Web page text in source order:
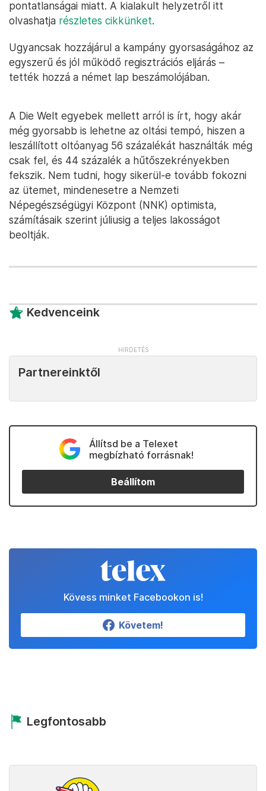
pontatlanságai miatt. A kialakult helyzetről itt
olvashatja részletes cikkünket.
Ugyancsak hozzájárul a kampány gyorsaságához az
egyszerű és jól működő regisztrációs eljárás –
tették hozzá a német lap beszámolójában.
A Die Welt egyebek mellett arról is írt, hogy akár
még gyorsabb is lehetne az oltási tempó, hiszen a
leszállított oltóanyag 56 százalékát használták még
csak fel, és 44 százalék a hűtőszekrényekben
fekszik. Nem tudni, hogy sikerül-e tovább fokozni
az ütemet, mindenesetre a Nemzeti
Népegészségügyi Központ (NNK) optimista,
számításaik szerint júliusig a teljes lakosságot
beoltják.
Kedvenceink
Partnereinktől
Állítsd be a Telexet
megbízható forrásnak!
Beállítom
Kövess minket Facebookon is!
Követem!
Legfontosabb